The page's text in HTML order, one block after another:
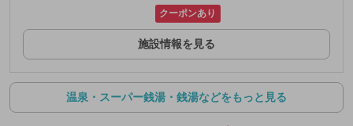
クーポンあり
施設情報を見る
温泉・スーパー銭湯・銭湯などをもっと見る